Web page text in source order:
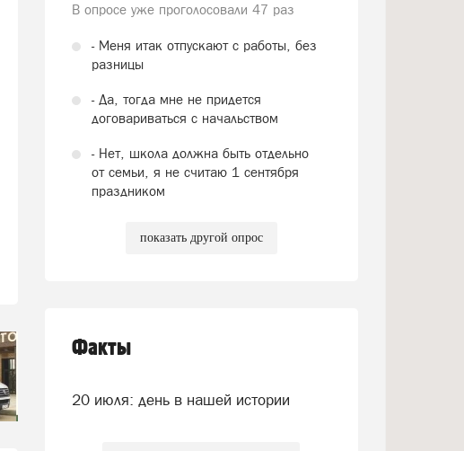
В опросе уже проголосовали 47 раз
- Меня итак отпускают с работы, без
разницы
- Да, тогда мне не придется
договариваться с начальством
- Нет, школа должна быть отдельно
от семьи, я не считаю 1 сентября
праздником
показать другой опрос
Факты
20 июля: день в нашей истории